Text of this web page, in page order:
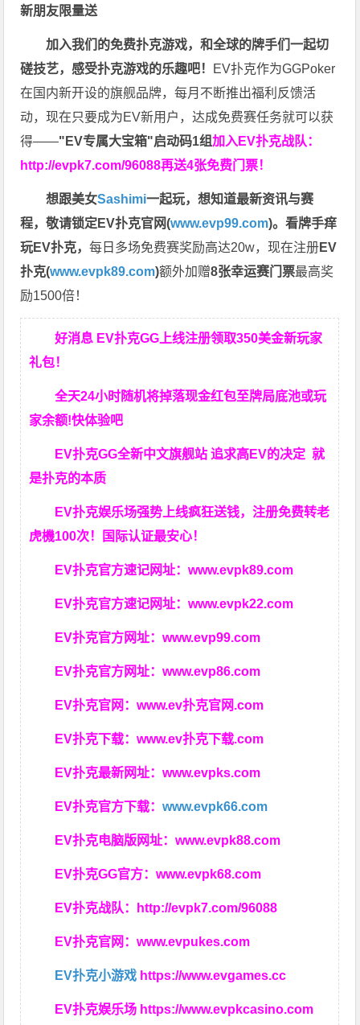
新朋友限量送
加入我们的免费扑克游戏，和全球的牌手们一起切
磋技艺，感受扑克游戏的乐趣吧！ EV扑克作为GGPoker
在国内新开设的旗舰品牌，每月不断推出福利反馈活
动，现在只要成为EV新用户，达成免费赛任务就可以获
得——"EV专属大宝箱"启动码1组加入EV扑克战队：
http://evpk7.com/96088再送4张免费门票！
想跟美女Sashimi一起玩，想知道最新资讯与赛
程，敬请锁定EV扑克官网(www.evp99.com)。看牌手痒
玩EV扑克，每日多场免费赛奖励高达20w，现在注册EV
扑克(www.evpk89.com)额外加赠8张幸运赛门票最高奖
励1500倍！
好消息 EV扑克GG上线注册领取350美金新玩家
礼包！
全天24小时随机将掉落现金红包至牌局底池或玩
家余额!快体验吧
EV扑克GG全新中文旗舰站 追求高EV的决定就
是扑克的本质
EV扑克娱乐场强势上线疯狂送钱，注册免费转老
虎機100次！国际认证最安心！
EV扑克官方速记网址：www.evpk89.com
EV扑克官方速记网址：www.evpk22.com
EV扑克官方网址：www.evp99.com
EV扑克官方网址：www.evp86.com
EV扑克官网：www.ev扑克官网.com
EV扑克下载：www.ev扑克下载.com
EV扑克最新网址：www.evpks.com
EV扑克官方下载：www.evpk66.com
EV扑克电脑版网址：www.evpk88.com
EV扑克GG官方：www.evpk68.com
EV扑克战队： http://evpk7.com/96088
EV扑克官网：www.evpukes.com
EV扑克小游戏 https://www.evgames.cc
EV扑克娱乐场 https://www.evpkcasino.com